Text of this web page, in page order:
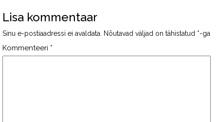
Lisa kommentaar
Sinu e-postiaadressi ei avaldata. Nõutavad väljad on tähistatud *-ga
Kommenteeri *